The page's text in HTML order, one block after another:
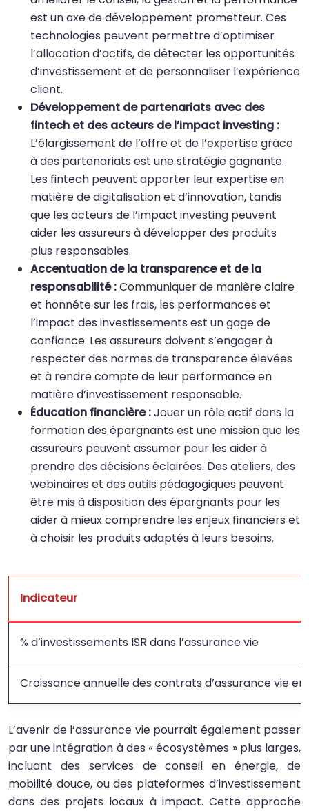
est un axe de développement prometteur. Ces
technologies peuvent permettre d’optimiser
l’allocation d’actifs, de détecter les opportunités
d’investissement et de personnaliser l’expérience
client.
Développement de partenariats avec des
fintech et des acteurs de l’impact investing :
L’élargissement de l’offre et de l’expertise grâce
à des partenariats est une stratégie gagnante.
Les fintech peuvent apporter leur expertise en
matière de digitalisation et d’innovation, tandis
que les acteurs de l’impact investing peuvent
aider les assureurs à développer des produits
plus responsables.
Accentuation de la transparence et de la
responsabilité :Communiquer de manière claire
et honnête sur les frais, les performances et
l’impact des investissements est un gage de
confiance. Les assureurs doivent s’engager à
respecter des normes de transparence élevées
et à rendre compte de leur performance en
matière d’investissement responsable.
Éducation financière :Jouer un rôle actif dans la
formation des épargnants est une mission que les
assureurs peuvent assumer pour les aider à
prendre des décisions éclairées. Des ateliers, des
webinaires et des outils pédagogiques peuvent
être mis à disposition des épargnants pour les
aider à mieux comprendre les enjeux financiers et
à choisir les produits adaptés à leurs besoins.
Indicateur
% d’investissements ISR dans l’assurance vie
Croissance annuelle des contrats d’assurance vie en
L’avenir de l’assurance vie pourrait également passer
par une intégration à des « écosystèmes » plus larges,
incluant des services de conseil en énergie, de
mobilité douce, ou des plateformes d’investissement
dans des projets locaux à impact. Cette approche